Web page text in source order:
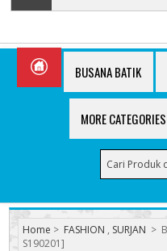
BUSANA BATIK
MORE CATEGORIES
Home > FASHION , SURJAN >
S190201]